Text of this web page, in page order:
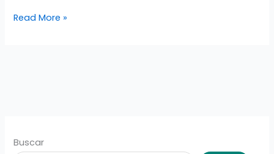
Read More »
Buscar